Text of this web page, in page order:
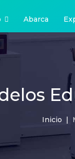
Abarca
Inicio